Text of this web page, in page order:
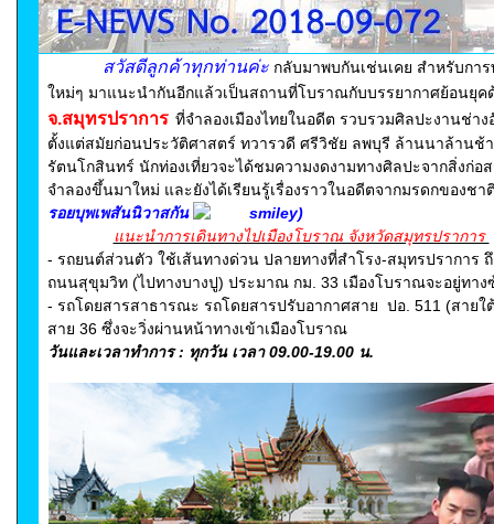
สวัสดีลูกค้าทุกท่านค่ะ กลับมาพบกันเช่นเคย สำหรับกา
ใหม่ๆ มาแนะนำกันอีกแล้วเป็นสถานที่โบราณกับบรรยากาศย้อนยุ
จ.สมุทรปราการ ที่จำลองเมืองไทยในอดีต รวบรวมศิลปะงานช่า
ตั้งแต่สมัยก่อนประวัติศาสตร์ ทวารวดี ศรีวิชัย ลพบุรี ล้านนาล้านช้
รัตนโกสินทร์ นักท่องเที่ยวจะได้ชมความงดงามทางศิลปะจากสิ่งก่อ
จำลองขึ้นมาใหม่ และยังได้เรียนรู้เรื่องราวในอดีตจากมรดกของช
รอยบุพเพสันนิวาสกัน
)
แนะนำการเดินทางไปเมืองโบราณ จังหวัดสมุทรปราการ
- รถยนต์ส่วนตัว ใช้เส้นทางด่วน ปลายทางที่สำโรง-สมุทรปราการ
ถนนสุขุมวิท (ไปทางบางปู) ประมาณ กม. 33 เมืองโบราณจะอยู่ทาง
- รถโดยสารสาธารณะ รถโดยสารปรับอากาศสาย ปอ. 511 (สาย
สาย 36 ซึ่งจะวิ่งผ่านหน้าทางเข้าเมืองโบราณ
วันและเวลาทำการ : ทุกวัน เวลา 09.00-19.00 น.